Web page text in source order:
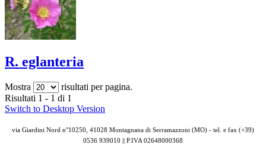
R. eglanteria
Mostra
risultati per pagina.
Risultati 1 - 1 di 1
Switch to Desktop Version
via Giardini Nord n°10250, 41028 Montagnana di Serramazzoni (MO) - tel. e fax (+39)
0536 939010 || P.IVA02648000368